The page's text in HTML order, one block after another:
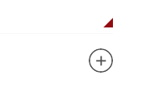
を建てるために没収さ
らされた神輿が荘厳かつ
人出があり、多くの観客